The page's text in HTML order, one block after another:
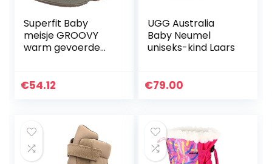
Superfit Baby
meisje GROOVY
warm gevoerde
€54.12
UGG Australia
Baby Neumel
uniseks-kind Laars
€79.00